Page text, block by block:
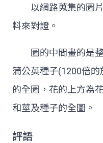
以網路蒐集的圖片
料來對證。
圖的中間畫的是整
蒲公英種子(1200倍
的全圖，花的上方為
和莖及種子的全圖。
評語